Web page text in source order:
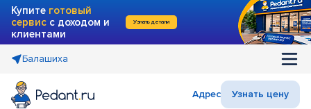
Купите готовый
сервис с доходом и
клиентами
Узнать детали
Балашиха
Адрес Узнать цену